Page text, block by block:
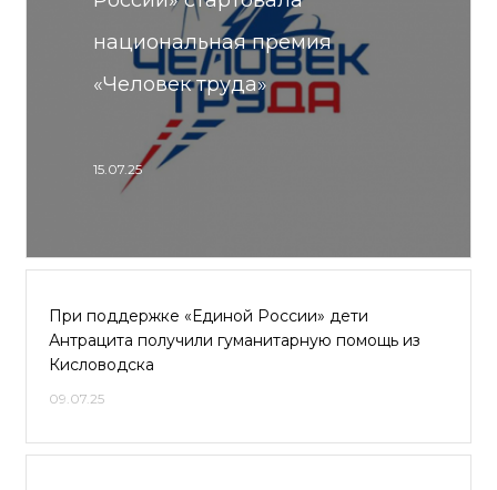
национальная премия
«Человек труда»
15.07.25
При поддержке «Единой России» дети
Антрацита получили гуманитарную помощь из
Кисловодска
09.07.25